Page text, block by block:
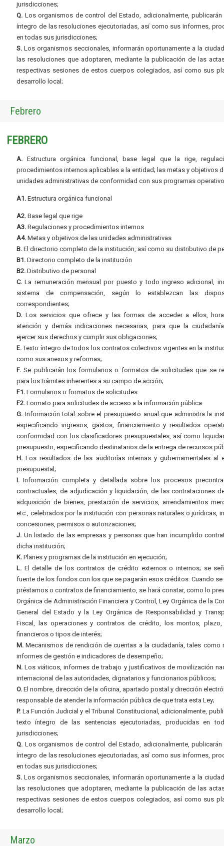
jurisdicciones;
Q. Los organismos de control del Estado, adicionalmente, publicarán
íntegro de las resoluciones ejecutoriadas, así como sus informes,
en todas sus jurisdicciones;
S. Los organismos seccionales, informarán oportunamente a la
las resoluciones que adoptaren, mediante la publicación de las
respectivas sesiones de estos cuerpos colegiados, así como sus
desarrollo local;
Febrero
FEBRERO
A. Estructura orgánica funcional, base legal que la rige,
procedimientos internos aplicables a la entidad; las metas y objetivos
unidades administrativas de conformidad con sus programas
A1. Estructura orgánica funcional
A2. Base legal que rige
A3. Regulaciones y procedimientos internos
A4. Metas y objetivos de las unidades administrativas
B. El directorio completo de la institución, así como su distributivo de
B1. Directorio completo de la institución
B2. Distributivo de personal
C. La remuneración mensual por puesto y todo ingreso adicional,
sistema de compensación, según lo establezcan las
correspondientes;
D. Los servicios que ofrece y las formas de acceder a ellos,
atención y demás indicaciones necesarias, para que la
ejercer sus derechos y cumplir sus obligaciones;
E.Texto íntegro de todos los contratos colectivos vigentes en la
como sus anexos y reformas;
F. Se publicarán los formularios o formatos de solicitudes que se
para los trámites inherentes a su campo de acción;
F1. Formularios o formatos de solicitudes
F2. Formato para solicitudes de acceso a la información pública
G. Información total sobre el presupuesto anual que administra la
especificando ingresos, gastos, financiamiento y resultados
conformidad con los clasificadores presupuestales, así como
presupuesto, especificando destinatarios de la entrega de recursos
H. Los resultados de las auditorías internas y gubernamentales al
presupuestal;
I. Información completa y detallada sobre los procesos
contractuales, de adjudicación y liquidación, de las contrataciones
adquisición de bienes, prestación de servicios, arrendamientos
etc., celebrados por la institución con personas naturales o jurídicas,
concesiones, permisos o autorizaciones;
J. Un listado de las empresas y personas que han incumplido
dicha institución;
K. Planes y programas de la institución en ejecución;
L. El detalle de los contratos de crédito externos o internos; se
fuente de los fondos con los que se pagarán esos créditos. Cuando se
préstamos o contratos de financiamiento, se hará constar, como lo
Orgánica de Administración Financiera y Control, Ley Orgánica de la
General del Estado y la Ley Orgánica de Responsabilidad y
Fiscal, las operaciones y contratos de crédito, los montos,
financieros o tipos de interés;
M. Mecanismos de rendición de cuentas a la ciudadanía, tales como
informes de gestión e indicadores de desempeño;
N. Los viáticos, informes de trabajo y justificativos de movilización
internacional de las autoridades, dignatarios y funcionarios públicos;
O. El nombre, dirección de la oficina, apartado postal y dirección
responsable de atender la información pública de que trata esta Ley;
P. La Función Judicial y el Tribunal Constitucional, adicionalmente,
texto íntegro de las sentencias ejecutoriadas, producidas en
jurisdicciones;
Q. Los organismos de control del Estado, adicionalmente, publicarán
íntegro de las resoluciones ejecutoriadas, así como sus informes,
en todas sus jurisdicciones;
S. Los organismos seccionales, informarán oportunamente a la
las resoluciones que adoptaren, mediante la publicación de las
respectivas sesiones de estos cuerpos colegiados, así como sus
desarrollo local;
Marzo